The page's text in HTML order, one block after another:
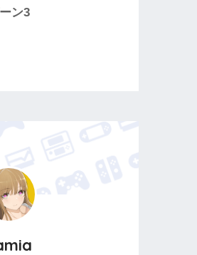
ン3